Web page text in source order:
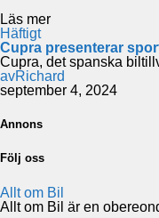
Läs mer
Häftigt
Cupra presenterar
Cupra, det spanska
avRichard
september 4, 2024
Annons
Följ oss
Allt om Bil
Allt om Bil är en